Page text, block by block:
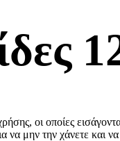
οι οποίες
μην την χάνετε και να